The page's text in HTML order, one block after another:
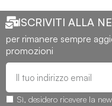
ISCRIVITI ALLA
per rimanere sempre
promozioni
Sì, desidero ricevere la